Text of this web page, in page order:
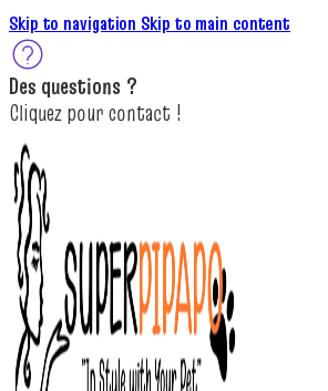
Skip to navigation Skip to main content
Des questions ?
Cliquez pourcontact !